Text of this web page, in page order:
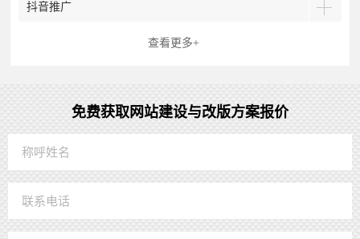
抖音推广
查看更多+
免费获取网站建设与改版方案报价